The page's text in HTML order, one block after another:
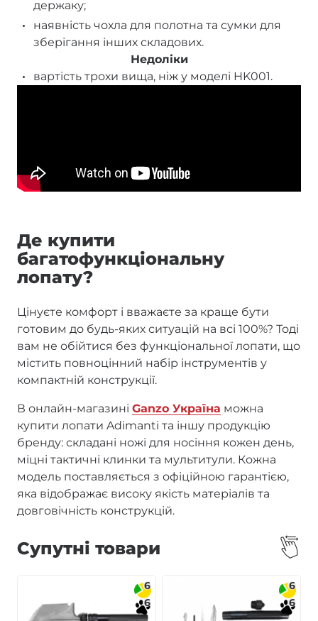
держаку;
наявність чохла для полотна та сумки для
зберігання інших складових.
Недоліки
вартість трохи вища, ніж у моделі HK001.
Де купити
багатофункціональну
лопату?
Цінуєте комфорт і вважаєте за краще бути
готовим до будь-яких ситуацій на всі 100%? Тоді
вам не обійтися без функціональної лопати, що
містить повноцінний набір інструментів у
компактній конструкції.
В онлайн-магазині Ganzo Україна можна
купити лопати Adimanti та іншу продукцію
бренду: складані ножі для носіння кожен день,
міцні тактичні клинки та мультитули. Кожна
модель поставляється з офіційною гарантією,
яка відображає високу якість матеріалів та
довговічність конструкцій.
Супутні товари
6
6
6
6